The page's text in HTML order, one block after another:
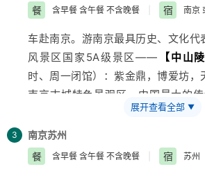
餐
含早餐 含午餐 不含晚餐 宿 南京
车赴南京。游南京最具历史、文化代
风景区国家5A级景区——
【中山陵
时、周一闭馆）：紫金鼎，博爱坊，
南京古城特色景观区、中国最大的
（游览1.5-2小
巷、文车赴南京，游南京最具历史、
点钟山风景区国家5A级景区—【中
小时、周一闭馆）：紫金鼎，博爱坊
展开查看全部 ▼
3 南京苏州
餐
含早餐 含午餐 不含晚餐 宿 苏州